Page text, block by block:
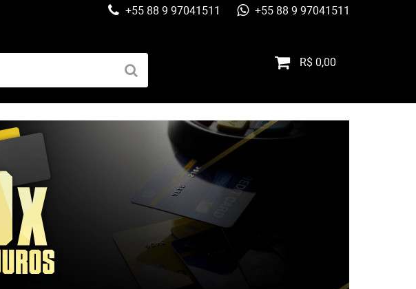
+55 88 9 97041511 +55 88 9 97041511
R$ 0,00